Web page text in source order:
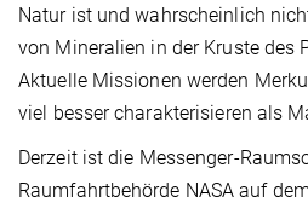
Natur ist und wahrscheinlich
von Mineralien in der Kruste des
Aktuelle Missionen werden
viel besser charakterisieren als
Derzeit ist die Messenger-
Raumfahrtbehörde NASA auf